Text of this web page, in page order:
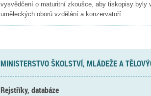
vysvědčení o maturitní zkoušce, aby tiskopisy
uměleckých oborů vzdělání a konzervatoří.
MINISTERSTVO ŠKOLSTVÍ, MLÁDEŽE A
Rejstříky, databáze